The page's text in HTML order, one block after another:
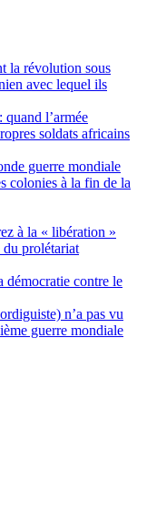
la révolution sous
avec lequel ils
l’armée
soldats africains
guerre mondiale
colonies à la fin de la
à la « libération »
du prolétariat
démocratie contre le
n’a pas vu
guerre mondiale